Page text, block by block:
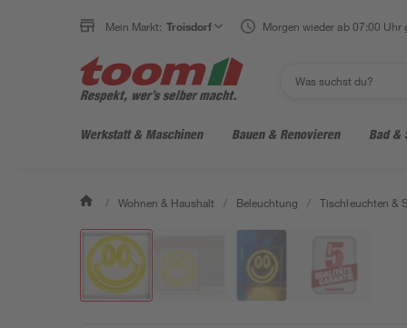
Mein Markt: Troisdorf Morgen wieder ab 07:00 Uhr
Werkstatt & Maschinen Bauen & Renovieren Bad &
/ Wohnen & Haushalt / Beleuchtung / Tischleuchten &